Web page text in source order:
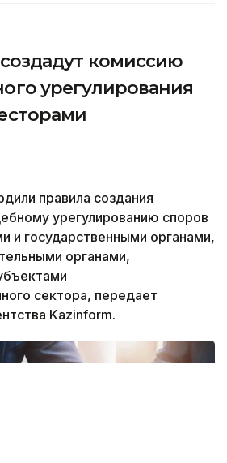
комиссию
урегулирования
правила создания
урегулированию споров
и государственными органами,
органами,
сектора, передает
Kazinform.